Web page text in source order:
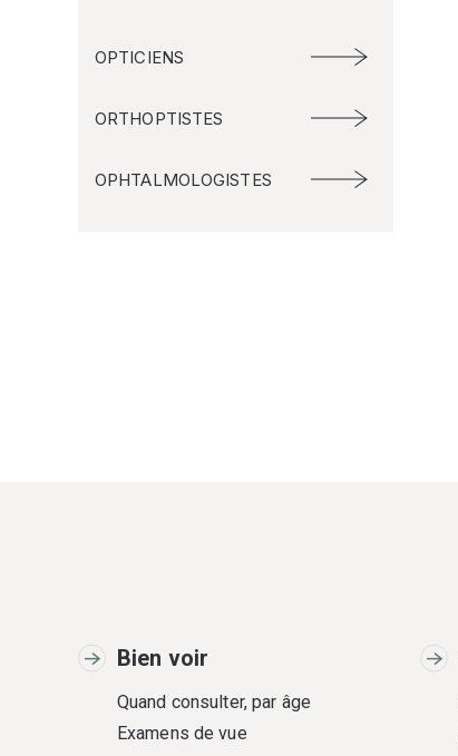
OPTICIENS
ORTHOPTISTES
OPHTALMOLOGISTES
Bien voir
Quand consulter, par âge
Examens de vue